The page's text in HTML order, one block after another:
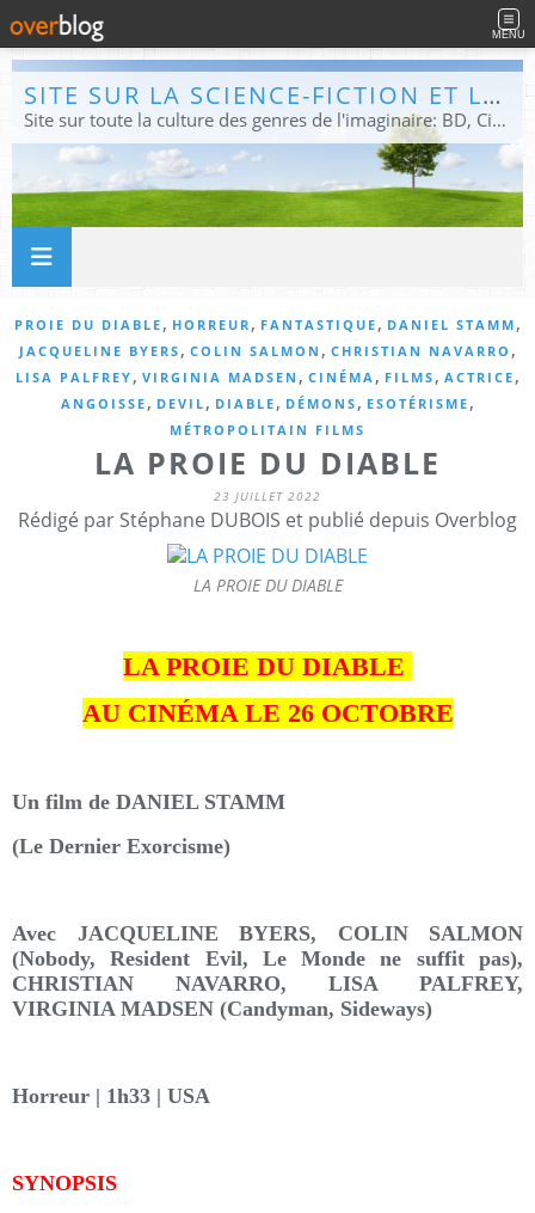
MENU
SITE SUR LA SCIENCE-FICTION ET LE FANTASTIQUE
Site sur toute la culture des genres de l'imaginaire: BD, Cinéma, Livre, Jeux, Théâtre. Présent dans les principaux festivals de film fantastique e de science-fiction, salons et conventions.
PROIE DU DIABLE , HORREUR , FANTASTIQUE , DANIEL STAMM ,
JACQUELINE BYERS , COLIN SALMON , CHRISTIAN NAVARRO ,
LISA PALFREY , VIRGINIA MADSEN , CINÉMA , FILMS , ACTRICE ,
ANGOISSE , DEVIL , DIABLE , DÉMONS , ESOTÉRISME ,
MÉTROPOLITAIN FILMS
LA PROIE DU DIABLE
23 JUILLET 2022
Rédigé par Stéphane DUBOIS et publié depuis Overblog
LA PROIE DU DIABLE
LA PROIE DU DIABLE
AU CINÉMA LE 26 OCTOBRE
Un film de DANIEL STAMM
(Le Dernier Exorcisme)
Avec JACQUELINE BYERS, COLIN SALMON
(Nobody, Resident Evil, Le Monde ne suffit pas),
CHRISTIAN NAVARRO, LISA PALFREY,
VIRGINIA MADSEN (Candyman, Sideways)
Horreur | 1h33 | USA
SYNOPSIS